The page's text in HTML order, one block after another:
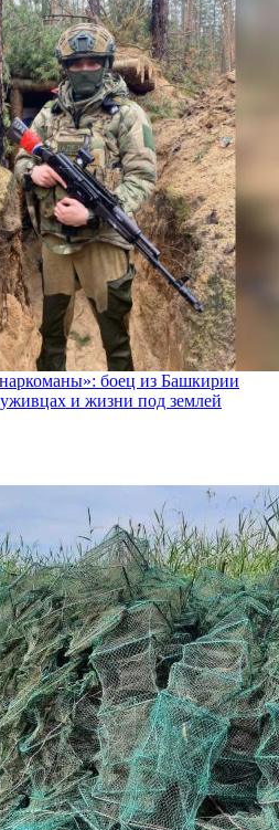
боец из Башкирии
и жизни под землей